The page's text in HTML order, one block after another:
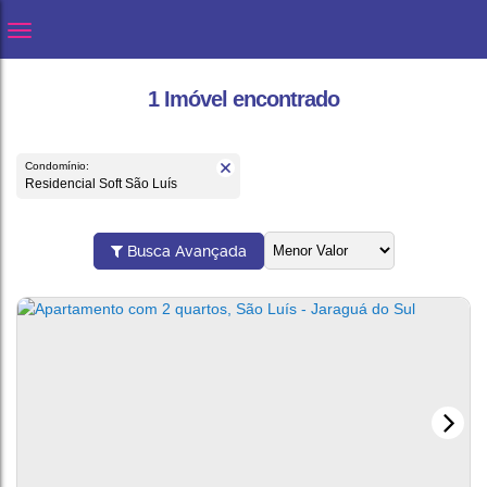
1 Imóvel encontrado
Condomínio:
Residencial Soft São Luís
Busca Avançada